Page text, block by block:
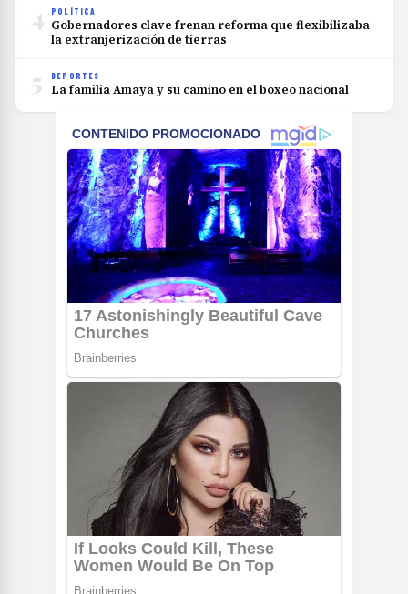
4 POLÍTICA
Gobernadores clave frenan reforma que flexibilizaba
la extranjerización de tierras
5 DEPORTES
La familia Amaya y su camino en el boxeo nacional